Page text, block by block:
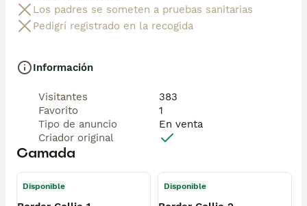
Los padres se someten a pruebas sanitarias
Pedigrí registrado en la recogida
Información
Visitantes
383
Favorito
1
Tipo de anuncio
En venta
Criador original
Camada
Disponible Disponible